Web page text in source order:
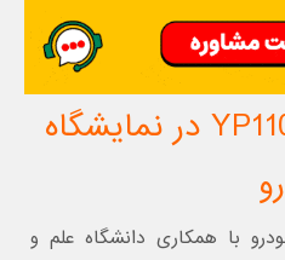
رونمایی از سدان YP110 در نمایشگاه
با همکاری دانشگاه علم و